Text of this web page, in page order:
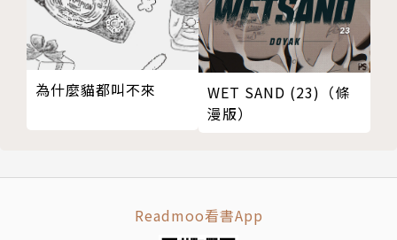
為什麼貓都叫不來
WET SAND (23)（條
漫版）
Readmoo看書App